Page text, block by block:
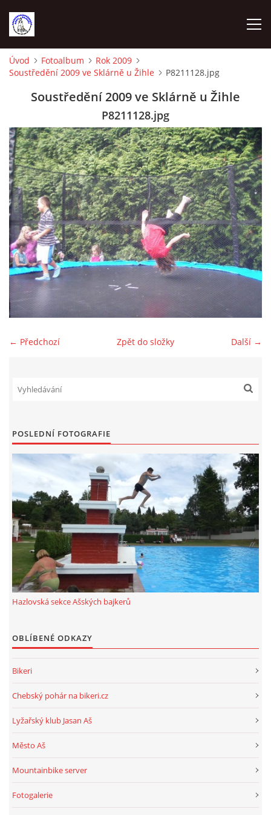
ÚVOD
VYBAVENÍ NA TRÉNINKY
VEDENÍ ODDÍLU
KONTAKTY
DOCHÁZKA A BODOVÁNÍ 2023
SEZNAM ČLENŮ
SPONZOŘI
PŘEHLED ZÁVODŮ
JEN PRO TRENÉRY
ZE ŽIVOTA BAJKERŮ
ROK 2024
ROK 2023
ROK 2022
Úvod Fotoalbum
Rok 2009
Soustředění 2009 ve Sklárně u Žihle
P8211128.jpg
Soustředění 2009 ve Sklárně u Žihle
P8211128.jpg
← Předchozí Další →
Zpět do složky
POSLEDNÍ FOTOGRAFIE
Hazlovská sekce Ašských bajkerů
OBLÍBENÉ ODKAZY
Bikeri
Chebský pohár na bikeri.cz
Lyžařský klub Jasan Aš
Město Aš
Mountainbike server
Fotogalerie